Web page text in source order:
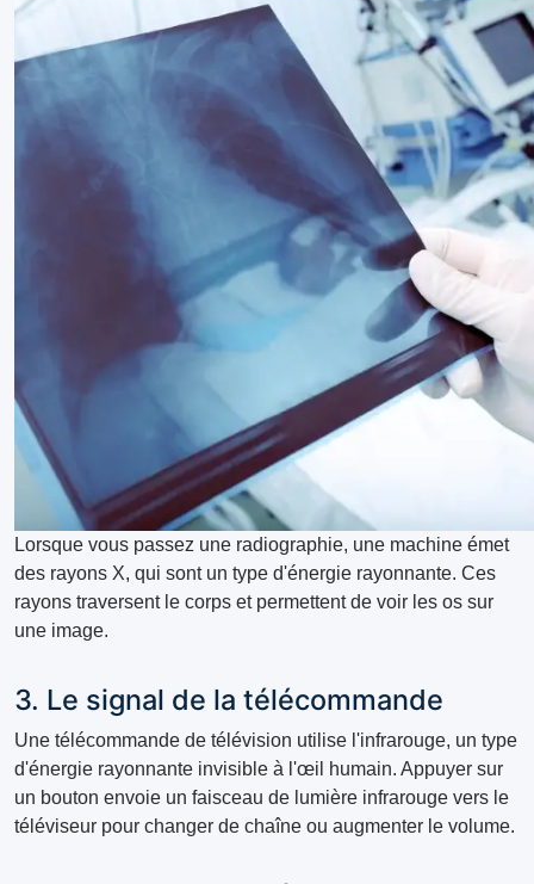
Lorsque vous passez une radiographie, une machine émet
des rayons X, qui sont un type d'énergie rayonnante. Ces
rayons traversent le corps et permettent de voir les os sur
une image.
3. Le signal de la télécommande
Une télécommande de télévision utilise l'infrarouge, un type
d'énergie rayonnante invisible à l'œil humain. Appuyer sur
un bouton envoie un faisceau de lumière infrarouge vers le
téléviseur pour changer de chaîne ou augmenter le volume.